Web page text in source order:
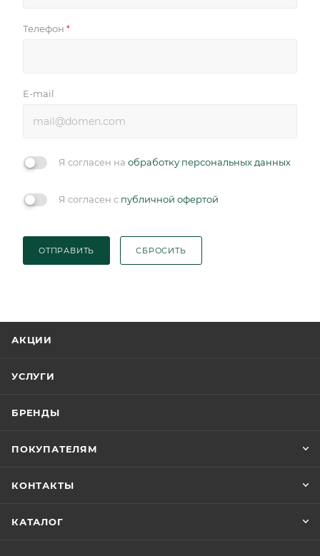
Телефон *
E-mail
Я согласен на обработку персональных данных
Я согласен с публичной офертой
ОТПРАВИТЬ СБРОСИТЬ
АКЦИИ
УСЛУГИ
БРЕНДЫ
ПОКУПАТЕЛЯМ
КОНТАКТЫ
КАТАЛОГ